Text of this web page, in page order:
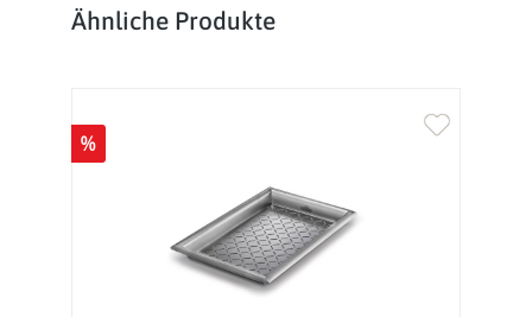
Produktgalerie überspringen
Ähnliche Produkte
%